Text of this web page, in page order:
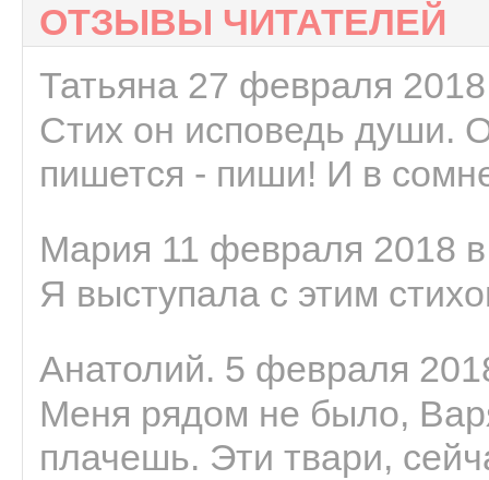
ОТЗЫВЫ ЧИТАТЕЛЕЙ
Татьяна 27 февраля
Стих он исповедь души.
пишется - пиши! И в
Мария 11 февраля 2018
Я выступала с этим
Анатолий. 5 февраля
Меня рядом не было,
плачешь. Эти твари,